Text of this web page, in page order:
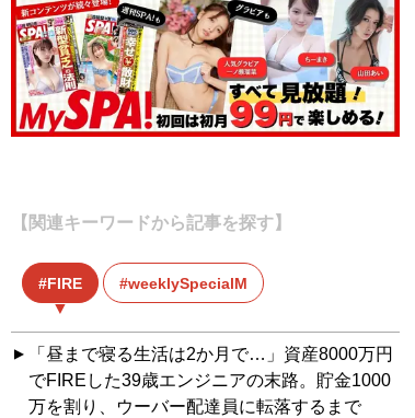
【関連キーワードから記事を探す】
FIRE weeklySpecialM
「昼まで寝る生活は2か月で…」資産8000万円
でFIREした39歳エンジニアの末路。貯金1000
万を割り、ウーバー配達員に転落するまで